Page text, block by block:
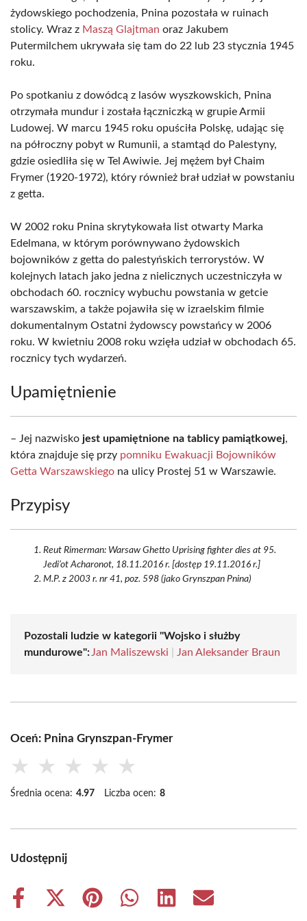
żydowskiego pochodzenia, Pnina pozostała w ruinach
stolicy. Wraz z Maszą Glajtman oraz Jakubem
Putermilchem ukrywała się tam do 22 lub 23 stycznia 1945
roku.
Po spotkaniu z dowódcą z lasów wyszkowskich, Pnina
otrzymała mundur i została łączniczką w grupie Armii
Ludowej. W marcu 1945 roku opuściła Polskę, udając się
na półroczny pobyt w Rumunii, a stamtąd do Palestyny,
gdzie osiedliła się w Tel Awiwie. Jej mężem był Chaim
Frymer (1920-1972), który również brał udział w powstaniu
z getta.
W 2002 roku Pnina skrytykowała list otwarty Marka
Edelmana, w którym porównywano żydowskich
bojowników z getta do palestyńskich terrorystów. W
kolejnych latach jako jedna z nielicznych uczestniczyła w
obchodach 60. rocznicy wybuchu powstania w getcie
warszawskim, a także pojawiła się w izraelskim filmie
dokumentalnym Ostatni żydowscy powstańcy w 2006
roku. W kwietniu 2008 roku wzięła udział w obchodach 65.
rocznicy tych wydarzeń.
Upamiętnienie
– Jej nazwisko jest upamiętnione na tablicy pamiątkowej,
która znajduje się przy pomniku Ewakuacji Bojowników
Getta Warszawskiego na ulicy Prostej 51 w Warszawie.
Przypisy
Reut Rimerman: Warsaw Ghetto Uprising fighter dies at 95.
Jedi’ot Acharonot, 18.11.2016 r. [dostęp 19.11.2016 r.]
M.P. z 2003 r. nr 41, poz. 598 (jako Grynszpan Pnina)
Pozostali ludzie w kategorii "Wojsko i służby
mundurowe": Jan Maliszewski Jan Aleksander Braun
Oceń: Pnina Grynszpan-Frymer
★ ★ ★ ★ ★
Średnia ocena: 4.97 Liczba ocen: 8
Udostępnij
Share
Share
Share
Share
Share
Share